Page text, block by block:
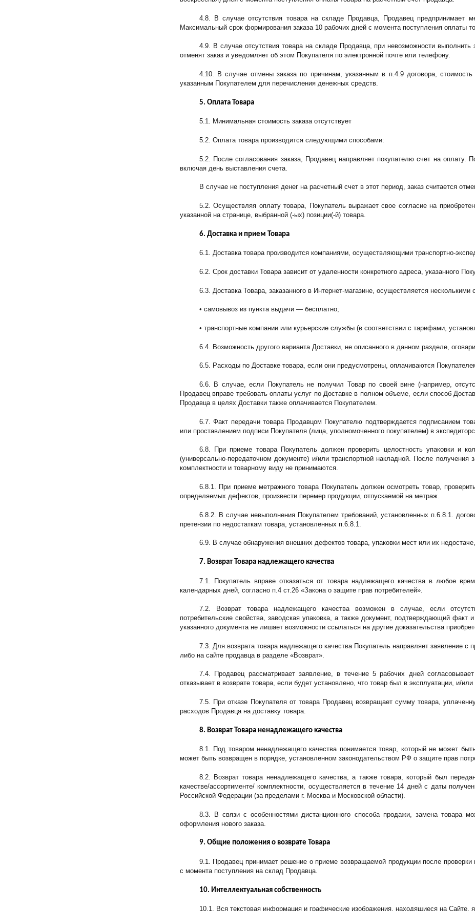
4.8. В случае отсутствия товара на складе Продавца, Продавец предпринимает
Максимальный срок формирования заказа 10 рабочих дней с момента поступления оплаты
4.9. В случае отсутствия товара на складе Продавца, при невозможности выполнить
отменят заказ и уведомляет об этом Покупателя по электронной почте или телефону.
4.10. В случае отмены заказа по причинам, указанным в п.4.9 договора,
указанным Покупателем для перечисления денежных средств.
5. Оплата Товара
5.1. Минимальная стоимость заказа отсутствует
5.2. Оплата товара производится следующими способами:
5.2. После согласования заказа, Продавец направляет покупателю счет на оплату.
включая день выставления счета.
В случае не поступления денег на расчетный счет в этот период, заказ считается
5.2. Осуществляя оплату товара, Покупатель выражает свое согласие на
указанной на странице, выбранной (-ых) позиции(-й) товара.
6. Доставка и прием Товара
6.1. Доставка товара производится компаниями, осуществляющими транспортно-
6.2. Срок доставки Товара зависит от удаленности конкретного адреса, указанного
6.3. Доставка Товара, заказанного в Интернет-магазине, осуществляется несколькими
• самовывоз из пункта выдачи — бесплатно;
• транспортные компании или курьерские службы (в соответствии с тарифами,
6.4. Возможность другого варианта Доставки, не описанного в данном разделе,
6.5. Расходы по Доставке товара, если они предусмотрены, оплачиваются
6.6. В случае, если Покупатель не получил Товар по своей вине (например,
Продавец вправе требовать оплаты услуг по Доставке в полном объеме, если способ
Продавца в целях Доставки также оплачивается Покупателем.
6.7. Факт передачи товара Продавцом Покупателю подтверждается подписанием
или проставлением подписи Покупателя (лица, уполномоченного покупателем) в
6.8. При приеме товара Покупатель должен проверить целостность упаковки и
(универсально-передаточном документе) и/или транспортной накладной. После получения
комплектности и товарному виду не принимаются.
6.8.1. При приеме метражного товара Покупатель должен осмотреть товар,
определяемых дефектов, произвести перемер продукции, отпускаемой на метраж.
6.8.2. В случае невыполнения Покупателем требований, установленных п.6.8.1.
претензии по недостаткам товара, установленных п.6.8.1.
6.9. В случае обнаружения внешних дефектов товара, упаковки мест или их
7. Возврат Товара надлежащего качества
7.1. Покупатель вправе отказаться от товара надлежащего качества в любое
календарных дней, согласно п.4 ст.26 «Закона о защите прав потребителей».
7.2. Возврат товара надлежащего качества возможен в случае, если
потребительские свойства, заводская упаковка, а также документ, подтверждающий факт
указанного документа не лишает возможности ссылаться на другие доказательства
7.3. Для возврата товара надлежащего качества Покупатель направляет заявление
либо на сайте продавца в разделе «Возврат».
7.4. Продавец рассматривает заявление, в течение 5 рабочих дней
отказывает в возврате товара, если будет установлено, что товар был в эксплуатации, и/
7.5. При отказе Покупателя от товара Продавец возвращает сумму товара,
расходов Продавца на доставку товара.
8. Возврат Товара ненадлежащего качества
8.1. Под товаром ненадлежащего качества понимается товар, который не может
может быть возвращен в порядке, установленном законодательством РФ о защите прав
8.2. Возврат товара ненадлежащего качества, а также товара, который был
качестве/ассортименте/ комплектности, осуществляется в течение 14 дней с даты
Российской Федерации (за пределами г. Москва и Московской области).
8.3. В связи с особенностями дистанционного способа продажи, замена товара
оформления нового заказа.
9. Общие положения о возврате Товара
9.1. Продавец принимает решение о приеме возвращаемой продукции после проверки
с момента поступления на склад Продавца.
10. Интеллектуальная собственность
10.1. Вся текстовая информация и графические изображения, находящиеся на Сайте,